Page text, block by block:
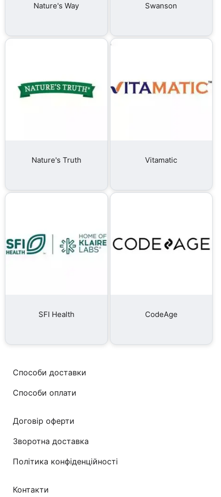
Nature's Way Swanson
Nature's Truth Vitamatic
SFI Health CodeAge
Способи доставки
Способи оплати
Договір оферти
Зворотна доставка
Політика конфіденційності
Контакти